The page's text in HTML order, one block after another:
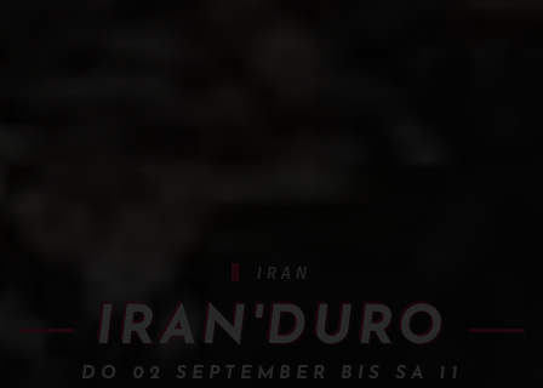
IRAN
IRAN'DURO
DO 02 SEPTEMBER BIS SA 11